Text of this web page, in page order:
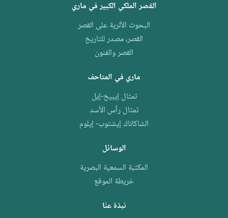
القصر الملكي الكبير في ماري
البحوث الأثرية على القصر
القصر، مصدر للتاريخ
القصر والفنون
ماري في المتاحف
تمثال إيبيخ-إيل
تمثال رأس الأسد
الشاكاناك إيشتوب- إيلوم
الوسائل
المكتبة السمعية البصرية
خريطة الموقع
نبذة عنّا